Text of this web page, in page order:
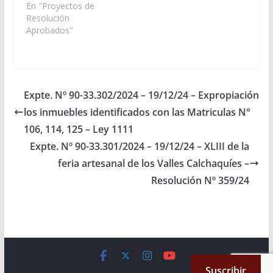
de los bombos” a
realizarse en fecha 3
de noviembre del
impulsores y
protagonistas son: el
indio Froilan y Teresa
Castronuevo,…
En "Proyectos de
Resolución
Aprobados"
Expte. Nº 90-33.302/2024 – 19/12/24 – Expropiación
los inmuebles identificados con las Matriculas N°
106, 114, 125 – Ley 1111
Expte. Nº 90-33.301/2024 – 19/12/24 – XLIII de la
feria artesanal de los Valles Calchaquíes –
Resolución Nº 359/24
. All rights reserved.